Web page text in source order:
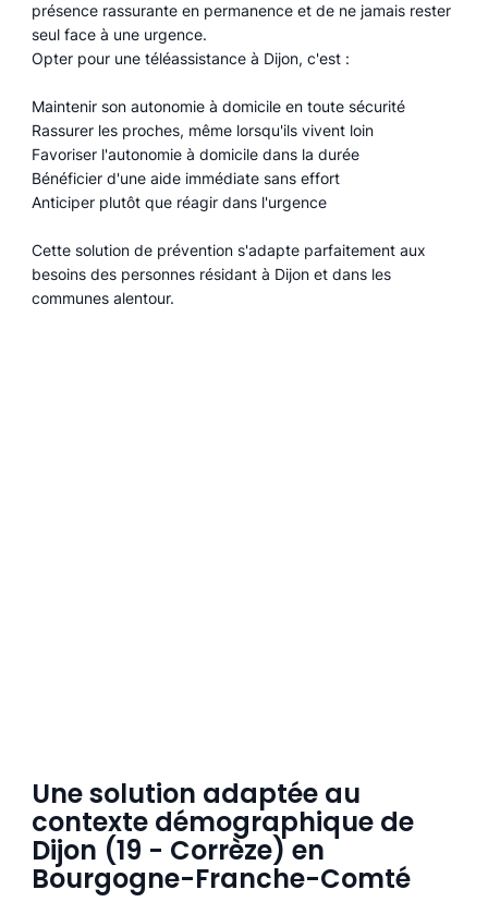
présence rassurante en permanence et de ne jamais rester
seul face à une urgence.
Opter pour une téléassistance à Dijon, c'est :
Maintenir son autonomie à domicile en toute sécurité
Rassurer les proches, même lorsqu'ils vivent loin
Favoriser l'autonomie à domicile dans la durée
Bénéficier d'une aide immédiate sans effort
Anticiper plutôt que réagir dans l'urgence
Cette solution de prévention s'adapte parfaitement aux
besoins des personnes résidant à Dijon et dans les
communes alentour.
Une solution adaptée au
contexte démographique de
Dijon (19 - Corrèze) en
Bourgogne-Franche-Comté